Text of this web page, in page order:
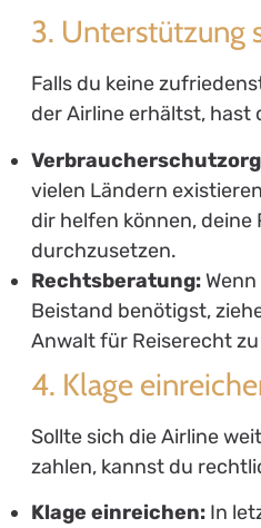
3. Unterstützung
Falls du keine
der Airline erhältst, hast
vielen Ländern
dir helfen können, deine
durchzusetzen.
Rechtsberatung:
Beistand benötigst,
Anwalt für Reiserecht
4. Klage
Sollte sich die Airline
zahlen, kannst du
Klage einreichen:In